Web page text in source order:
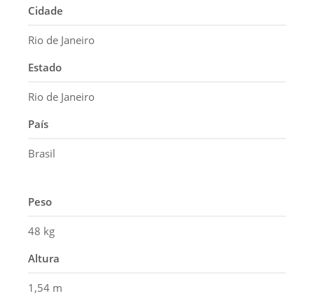
Cidade
Rio de Janeiro
Estado
Rio de Janeiro
País
Brasil
Peso
48 kg
Altura
1,54 m